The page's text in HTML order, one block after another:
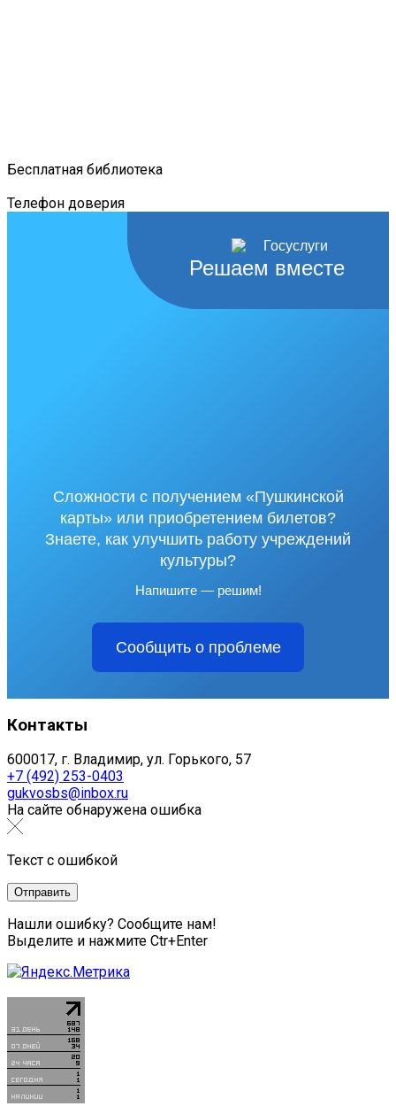
Бесплатная библиотека
Телефон доверия
Решаем вместе
Сложности с получением «Пушкинской
карты» или приобретением билетов?
Знаете, как улучшить работу учреждений
культуры?
Напишите — решим!
Сообщить о проблеме
Контакты
600017, г. Владимир, ул. Горького, 57
+7 (492) 253-0403
gukvosbs@inbox.ru
На сайте обнаружена ошибка
Текст с ошибкой
Нашли ошибку? Сообщите нам!
Выделите и нажмите Ctr+Enter